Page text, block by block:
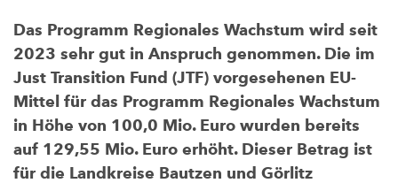
Das Programm Regionales Wachstum wird seit
2023 sehr gut in Anspruch genommen. Die im
Just Transition Fund (JTF) vorgesehenen EU-
Mittel für das Programm Regionales Wachstum
in Höhe von 100,0 Mio. Euro wurden bereits
auf 129,55 Mio. Euro erhöht. Dieser Betrag ist
für die Landkreise Bautzen und Görlitz